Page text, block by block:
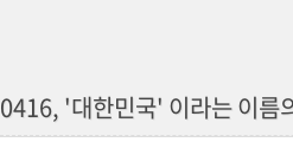
0416, '대한민국' 이라는 이름